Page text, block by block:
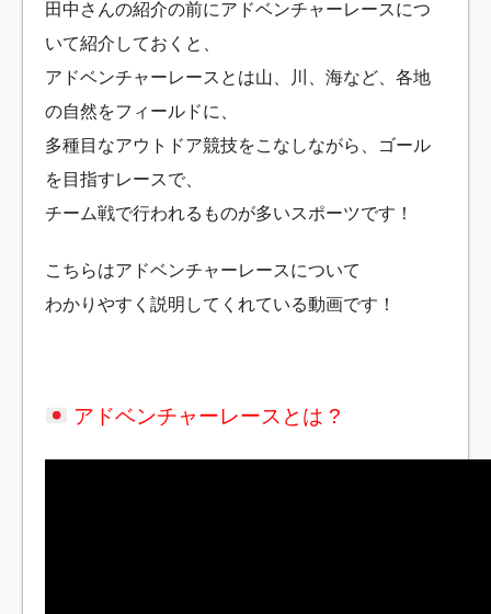
田中さんの紹介の前にアドベンチャーレースにつ
いて紹介しておくと、
アドベンチャーレースとは山、川、海など、各地
の自然をフィールドに、
多種目なアウトドア競技をこなしながら、ゴール
を目指すレースで、
チーム戦で行われるものが多いスポーツです！
こちらはアドベンチャーレースについて
わかりやすく説明してくれている動画です！
アドベンチャーレースとは ?